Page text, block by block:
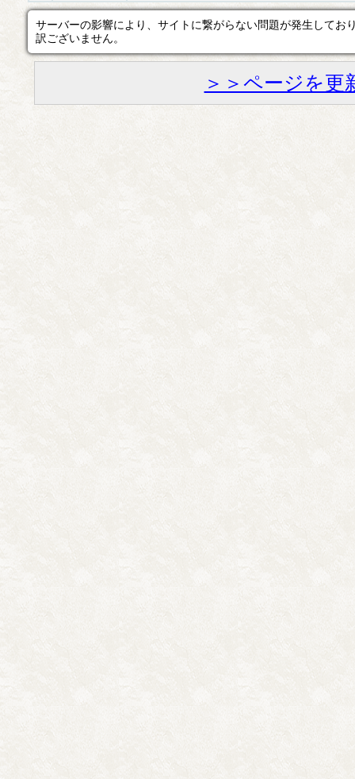
サーバーの影響により、サイトに繋がらない問題が発生してお
訳ございません。
＞＞ページを更